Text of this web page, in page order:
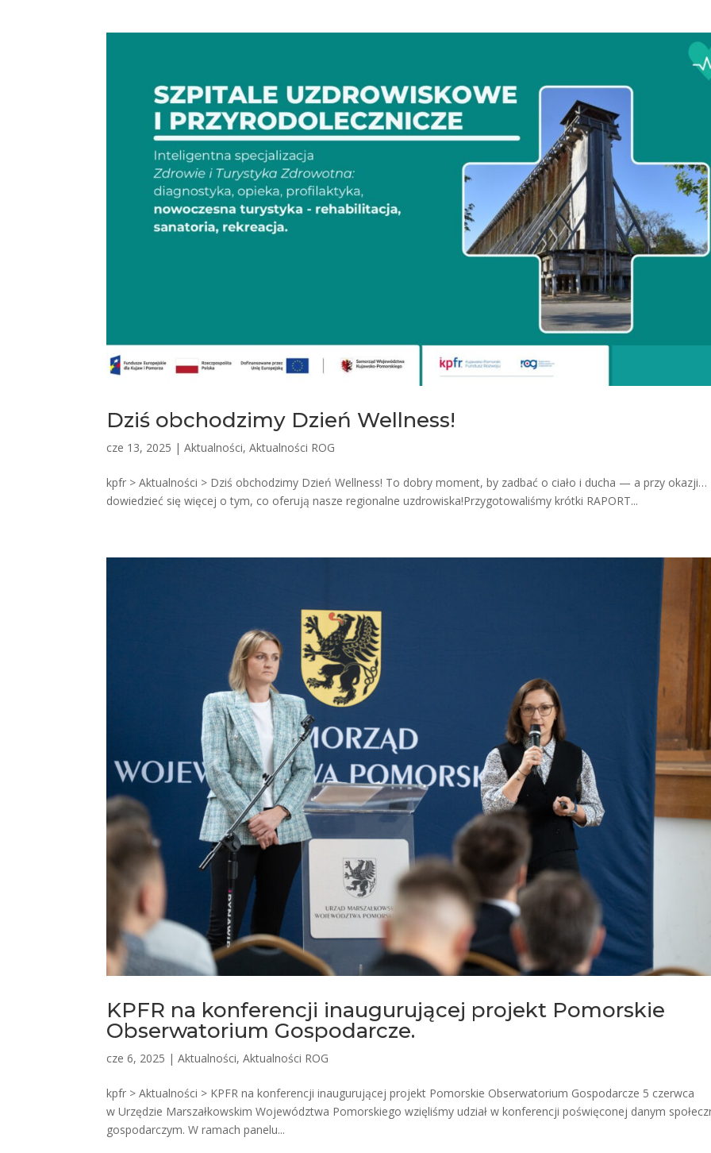
Dziś obchodzimy Dzień Wellness!
cze 13, 2025 |Aktualności,Aktualności ROG
kpfr > Aktualności > Dziś obchodzimy Dzień Wellness! To dobry moment, by zadbać o ciało i ducha — a przy okazji…
dowiedzieć się więcej o tym, co oferują nasze regionalne uzdrowiska!Przygotowaliśmy krótki RAPORT...
KPFR na konferencji inaugurującej projekt Pomorskie
Obserwatorium Gospodarcze.
cze 6, 2025 |Aktualności,Aktualności ROG
kpfr > Aktualności > KPFR na konferencji inaugurującej projekt Pomorskie Obserwatorium Gospodarcze 5 czerwca
w Urzędzie Marszałkowskim Województwa Pomorskiego wzięliśmy udział w konferencji poświęconej danym
gospodarczym. W ramach panelu...